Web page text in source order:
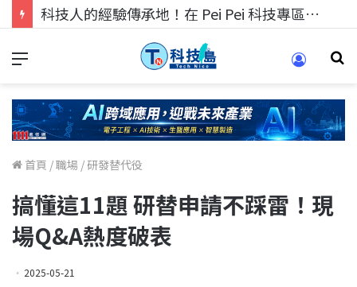
科技人的經驗傳承地！在 Pei Pei 科技專區，與學弟妹交流最硬核的技術
首頁 /職場 / 研發替代役
搞懂這11題 研替申請不踩雷！現
場Q&A熱度破表
2025-05-21